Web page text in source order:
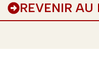
REVENIR AU